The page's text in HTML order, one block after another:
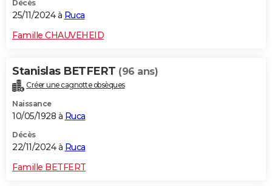
Décès
25/11/2024 à Ruca
Famille CHAUVEHEID
Stanislas BETFERT (96 ans)
Créer une cagnotte obsèques
Naissance
10/05/1928 à Ruca
Décès
22/11/2024 à Ruca
Famille BETFERT